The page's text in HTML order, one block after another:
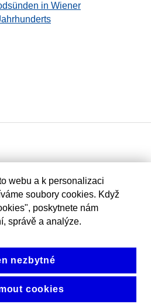
in Wiener
webu a k personalizaci
soubory cookies. Když
poskytnete nám
správě a analýze.
nezbytné
cookies